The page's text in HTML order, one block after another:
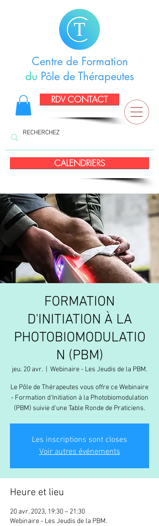
Centre de Formation
du Pôle de Thérapeutes
RDV CONTACT
CALENDRIERS
FORMATION
D'INITIATION À LA
PHOTOBIOMODULATIO
N (PBM)
jeu. 20 avr.
  |
Webinaire - Les Jeudis de la PBM.
Le Pôle de Thérapeutes vous offre ce Webinaire
- Formation d'Initiation à la Photobiomodulation
(PBM) suivie d'une Table Ronde de Praticiens.
Les inscriptions sont closes
Voir autres événements
Heure et lieu
20 avr. 2023, 19:30 – 21:30
Webinaire - Les Jeudis de la PBM.